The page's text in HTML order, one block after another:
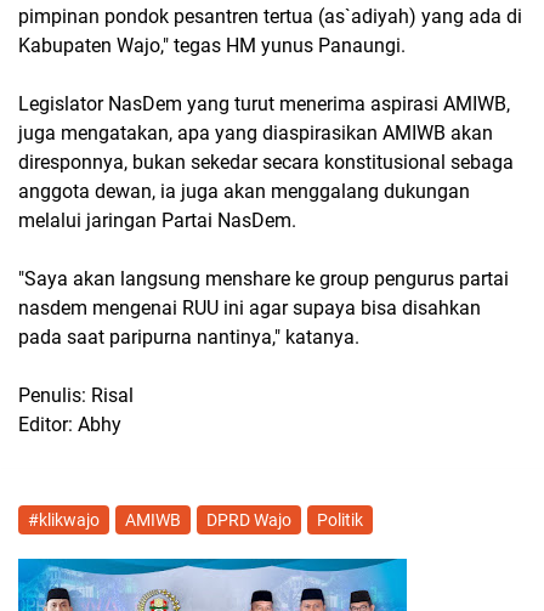
pimpinan pondok pesantren tertua (as`adiyah) yang ada di
Kabupaten Wajo," tegas HM yunus Panaungi.
Legislator NasDem yang turut menerima aspirasi AMIWB,
juga mengatakan, apa yang diaspirasikan AMIWB akan
diresponnya, bukan sekedar secara konstitusional sebaga
anggota dewan, ia juga akan menggalang dukungan
melalui jaringan Partai NasDem.
"Saya akan langsung menshare ke group pengurus partai
nasdem mengenai RUU ini agar supaya bisa disahkan
pada saat paripurna nantinya," katanya.
Penulis: Risal
Editor: Abhy
#klikwajo AMIWB DPRD Wajo Politik